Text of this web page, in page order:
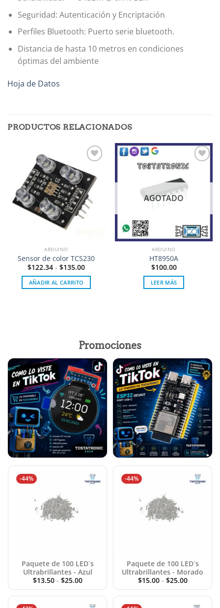
Seguridad: Autenticación y Encriptación
Perfiles Bluetooth: Puerto serie bluetooth.
Distancia de hasta 10 metros en condiciones
óptimas del ambiente
Hoja de Datos
PRODUCTOS RELACIONADOS
a la
lista de
deseos
ARDUINO
Sensor de color TCS230
$122.34 - $135.00
AÑADIR AL CARRITO
AGOTADO
ARDUINO
HT8950A
$100.00
LEER MÁS
Promociones
-44%
Paquete de 100 LED´s
Ultrabrillantes - Azul
$13.50- $25.00
-44%
Paquete de 100 LED´s
Ultrabrillantes - Morado
$15.00- $25.00